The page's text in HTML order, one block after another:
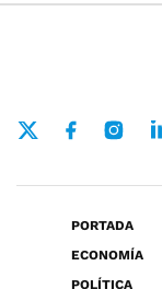
PORTADA
ECONOMÍA
POLÍTICA